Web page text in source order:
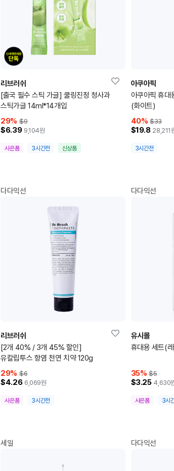
리브러쉬
[출국 필수 스틱 가글] 쿨링진정 청사과
스틱가글 14ml*14개입
29% $9
$6.39 9,104원
사은품 3시간전 신상품
아쿠아픽
아쿠아픽 휴
(화이트)
40% $33
$19.8 28,211
3시간전
다다익선
리브러쉬
[2개 40% / 3개 45% 할인]
유칼립투스 항염 천연 치약 120g
29% $6
$4.26 6,069원
사은품 3시간전
다다익선
유시몰
휴대용 세트(
35% $5
$3.25 4,630
사은품 3시
세일 다다익선